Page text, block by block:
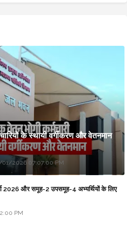
के स्थायी वर्गीकरण और वेतनमान
2026 07:07:00 PM
2026 और समूह-2 उपसमूह-4 अभ्यर्थियों के लिए
PM